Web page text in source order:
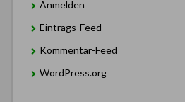
Anmelden
Eintrags-Feed
Kommentar-Feed
WordPress.org